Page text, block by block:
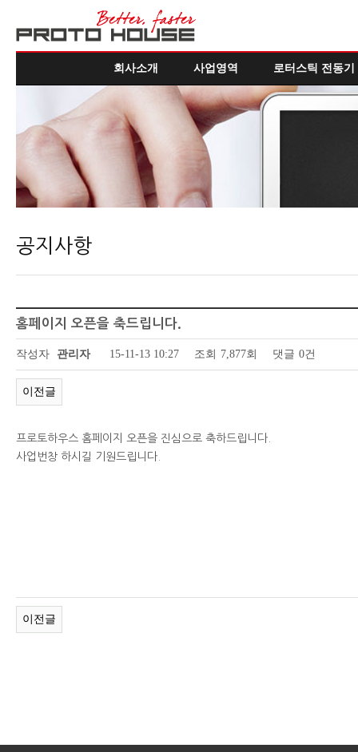
회사소개 사업영역 로터스틱 전동기
공지사항
홈페이지 오픈을 축드립니다.
작성자 관리자 15-11-13 10:27 조회 7,877회 댓글 0건
이전글
프로토하우스 홈페이지 오픈을 진심으로 축하드립니다.
사업번창 하시길 기원드립니다.
이전글